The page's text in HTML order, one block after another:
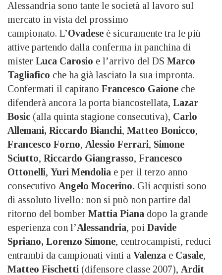
Alessandria sono tante le società al lavoro sul
mercato in vista del prossimo
campionato. L’Ovadese è sicuramente tra le più
attive partendo dalla conferma in panchina di
mister Luca Carosio e l’arrivo del DS Marco
Tagliafico che ha già lasciato la sua impronta.
Confermati il capitano Francesco Gaione che
difenderà ancora la porta biancostellata, Lazar
Bosic (alla quinta stagione consecutiva), Carlo
Allemani, Riccardo Bianchi, Matteo Bonicco,
Francesco Forno, Alessio Ferrari, Simone
Sciutto, Riccardo Giangrasso, Francesco
Ottonelli, Yuri Mendolia e per il terzo anno
consecutivo Angelo Mocerino. Gli acquisti sono
di assoluto livello: non si può non partire dal
ritorno del bomber Mattia Piana dopo la grande
esperienza con l’Alessandria, poi Davide
Spriano, Lorenzo Simone, centrocampisti, reduci
entrambi da campionati vinti a Valenza e Casale,
Matteo Fischetti (difensore classe 2007), Ardit